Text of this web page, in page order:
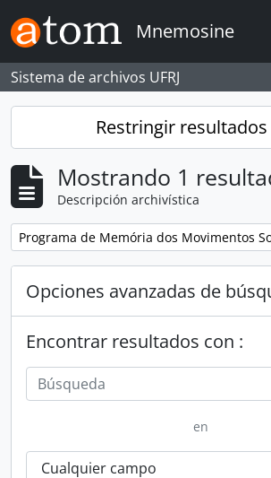
Skip to main content
Mnemosine
Sistema de archivos UFRJ
Restringir
Mostrando 1
Descripción archivística
Remove filter:
Programa de Memória dos Movimentos
Opciones avanzadas de
Encontrar resultados con :
en